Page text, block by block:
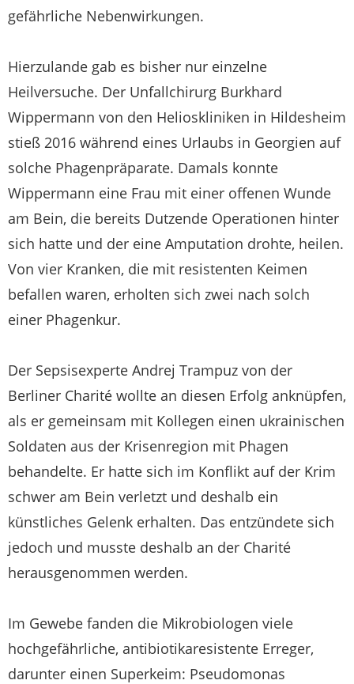
gefährliche Nebenwirkungen.
Hierzulande gab es bisher nur einzelne
Heilversuche. Der Unfallchirurg Burkhard
Wippermann von den Helioskliniken in Hildesheim
stieß 2016 während eines Urlaubs in Georgien auf
solche Phagenpräparate. Damals konnte
Wippermann eine Frau mit einer offenen Wunde
am Bein, die bereits Dutzende Operationen hinter
sich hatte und der eine Amputation drohte, heilen.
Von vier Kranken, die mit resistenten Keimen
befallen waren, erholten sich zwei nach solch
einer Phagenkur.
Der Sepsisexperte Andrej Trampuz von der
Berliner Charité wollte an diesen Erfolg anknüpfen,
als er gemeinsam mit Kollegen einen ukrainischen
Soldaten aus der Krisenregion mit Phagen
behandelte. Er hatte sich im Konflikt auf der Krim
schwer am Bein verletzt und deshalb ein
künstliches Gelenk erhalten. Das entzündete sich
jedoch und musste deshalb an der Charité
herausgenommen werden.
Im Gewebe fanden die Mikrobiologen viele
hochgefährliche, antibiotikaresistente Erreger,
darunter einen Superkeim: Pseudomonas